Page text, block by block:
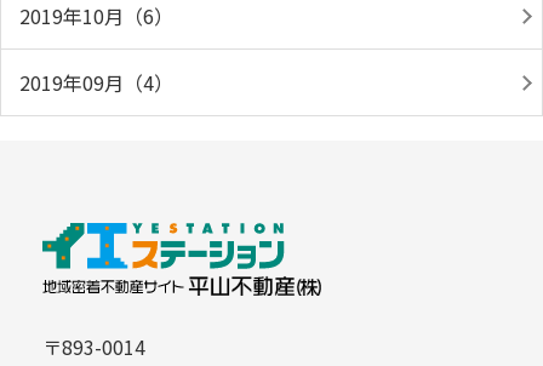
2019年10月（6）
2019年09月（4）
〒893-0014